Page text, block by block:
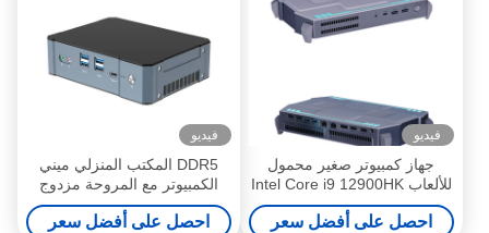
فيديو
جهاز كمبيوتر صغير محمول
للألعاب Intel Core i9 12900HK
بسعة 12 جيجابايت مع شبكة
محلية مزدوجة ومنفذ HDMI
احصل على أفضل سعر
فيديو
DDR5 المكتب المنزلي ميني
الكمبيوتر مع المروحة مزدوج
LAN 4 شاشة عرض 2 M.2
SSD سطح المكتب
احصل على أفضل سعر